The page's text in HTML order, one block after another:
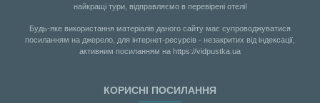
найкращі тури, відправляємо в перевірені отелі!
Будь-яке використання матеріалів даного сайту має супроводжуватися
посиланням на джерело, для інтернет-ресурсів - незакритих від індексації,
активним посиланням на https://vidpustka.ua
КОРИСНІ ПОСИЛАННЯ